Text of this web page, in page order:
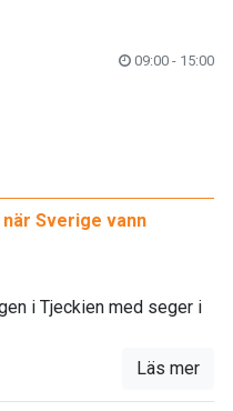
09:00 - 15:00
Sverige vann
i Tjeckien med seger i
Läs mer